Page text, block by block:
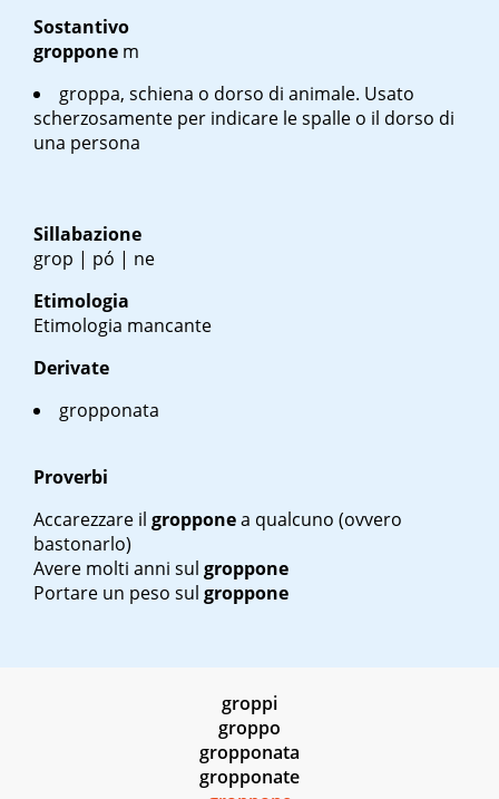
Sostantivo
groppone m
groppa, schiena o dorso di animale. Usato
scherzosamente per indicare le spalle o il dorso di
una persona
Sillabazione
grop | pó | ne
Etimologia
Etimologia mancante
Derivate
gropponata
Proverbi
Accarezzare il gropponea qualcuno (ovvero
bastonarlo)
Avere molti anni sul groppone
Portare un peso sul groppone
groppi
groppo
gropponata
gropponate